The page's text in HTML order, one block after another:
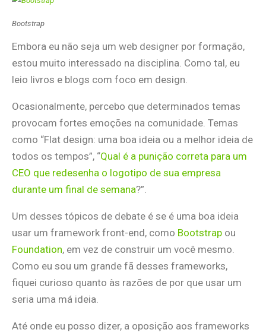
Bootstrap
Embora eu não seja um web designer por formação,
estou muito interessado na disciplina. Como tal, eu
leio livros e blogs com foco em design.
Ocasionalmente, percebo que determinados temas
provocam fortes emoções na comunidade. Temas
como “Flat design: uma boa ideia ou a melhor ideia de
todos os tempos”, “Qual é a punição correta para um
CEO que redesenha o logotipo de sua empresa
durante um final de semana?”.
Um desses tópicos de debate é se é uma boa ideia
usar um framework front-end, como Bootstrap ou
Foundation, em vez de construir um você mesmo.
Como eu sou um grande fã desses frameworks,
fiquei curioso quanto às razões de por que usar um
seria uma má ideia.
Até onde eu posso dizer, a oposição aos frameworks